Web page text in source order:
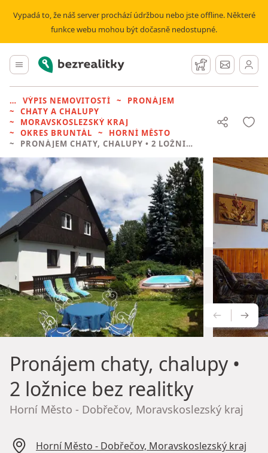
Vypadá to, že náš server prochází údržbou nebo jste offline. Některé
funkce webu mohou být dočasně nedostupné.
Hlavní menu
Bezrealitky Hlídací pes
Zprávy
VÝPIS NEMOVITOSTÍ
PRONÁJEM
CHATY A CHALUPY
MORAVSKOSLEZSKÝ KRAJ
OKRES BRUNTÁL
HORNÍ MĚSTO
PRONÁJEM CHATY, CHALUPY • 2 LOŽNICE BEZ REALITKY
Pronájem chaty, chalupy•
2 ložnice bez realitky
Horní Město - Dobřečov, Moravskoslezský kraj
Horní Město - Dobřečov, Moravskoslezský kraj